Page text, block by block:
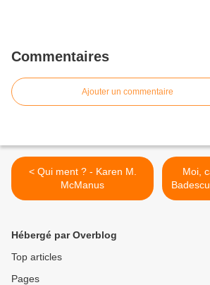
Commentaires
Ajouter un commentaire
< Qui ment ? - Karen M.
McManus
Moi,
Hébergé par Overblog
Top articles
Pages